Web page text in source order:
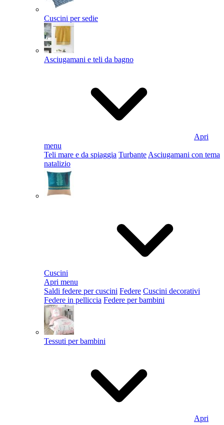
Cuscini per sedie
Asciugamani e teli da bagno
Apri
menu
Teli mare e da spiaggia Turbante Asciugamani con tema
natalizio
Cuscini
Apri menu
Saldi federe per cuscini Federe Cuscini decorativi
Federe in pelliccia Federe per bambini
Tessuti per bambini
Apri